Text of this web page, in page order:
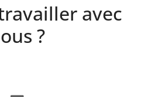
avec
?